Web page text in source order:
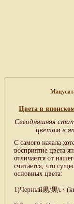
Цвета в
Сегодняшняя
цветам в
С самого начала
восприятие цвета
отличается от
считается, что
основных цвета:
1)Черный黒/黒い